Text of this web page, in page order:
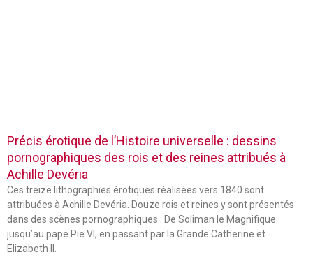
Précis érotique de l’Histoire universelle : dessins
pornographiques des rois et des reines attribués à
Achille Devéria
Ces treize lithographies érotiques réalisées vers 1840 sont
attribuées à Achille Devéria. Douze rois et reines y sont présentés
dans des scènes pornographiques : De Soliman le Magnifique
jusqu’au pape Pie VI, en passant par la Grande Catherine et
Elizabeth II.